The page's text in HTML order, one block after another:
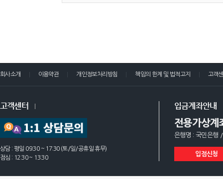
회사소개 이용약관 개인정보처리방침 책임의 한계 및 법적고지 고객
고객센터
상담 : 평일 09:30 ~ 17:30 (토/일/공휴일 휴무)
점심 : 12:30 ~ 13:30
입금계좌안내
전용가상계
은행명 : 국민은행
입점신청